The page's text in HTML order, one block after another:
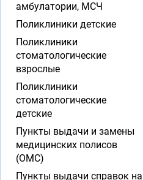
амбулатории, МСЧ
Поликлиники детские
Поликлиники
стоматологические
взрослые
Поликлиники
стоматологические
детские
Пункты выдачи и замены
медицинских полисов
(ОМС)
Пункты выдачи справок на